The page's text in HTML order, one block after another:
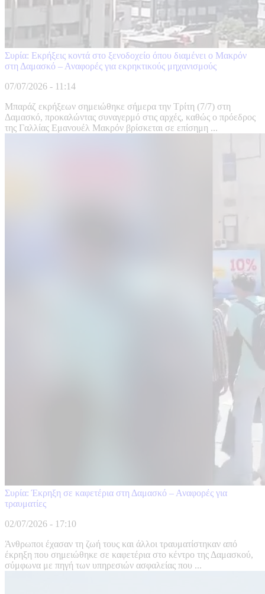
Συρία: Εκρήξεις κοντά στο ξενοδοχείο όπου διαμένει ο Μακρόν
στη Δαμασκό – Αναφορές για εκρηκτικούς μηχανισμούς
07/07/2026 - 11:14
Μπαράζ εκρήξεων σημειώθηκε σήμερα την Τρίτη (7/7) στη
Δαμασκό, προκαλώντας συναγερμό στις αρχές, καθώς ο πρόεδρος
της Γαλλίας Εμανουέλ Μακρόν βρίσκεται σε επίσημη ...
Συρία: Έκρηξη σε καφετέρια στη Δαμασκό – Αναφορές για
τραυματίες
02/07/2026 - 17:10
Άνθρωποι έχασαν τη ζωή τους και άλλοι τραυματίστηκαν από
έκρηξη που σημειώθηκε σε καφετέρια στο κέντρο της Δαμασκού,
σύμφωνα με πηγή των υπηρεσιών ασφαλείας που ...